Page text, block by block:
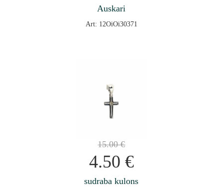
Auskari
Art: 12OiOi30371
15.00€
4.50 €
sudraba kulons